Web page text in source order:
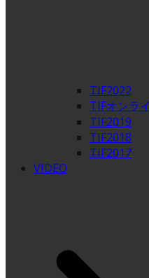
TIF2022
TIFオンラ
TIF2019
TIF2018
TIF2017
VIDEO